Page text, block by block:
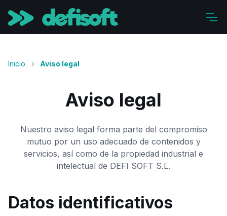
Inicio Aviso legal
Aviso legal
Nuestro aviso legal forma parte del compromiso
mutuo por un uso adecuado de contenidos y
servicios, así como de la propiedad industrial e
intelectual de DEFI SOFT S.L.
Datos identificativos